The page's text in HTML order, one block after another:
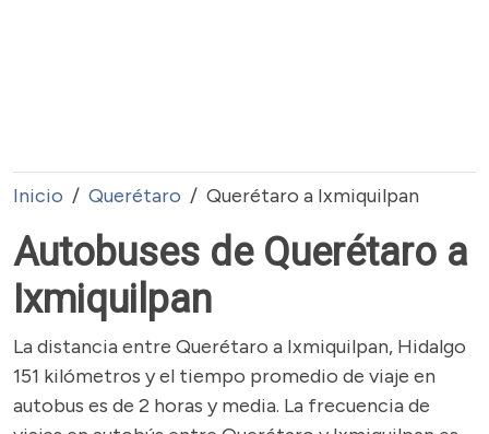
Inicio Querétaro Querétaro a Ixmiquilpan
Autobuses de Querétaro a
Ixmiquilpan
La distancia entre Querétaro a Ixmiquilpan, Hidalgo
151 kilómetros y el tiempo promedio de viaje en
autobus es de 2 horas y media. La frecuencia de